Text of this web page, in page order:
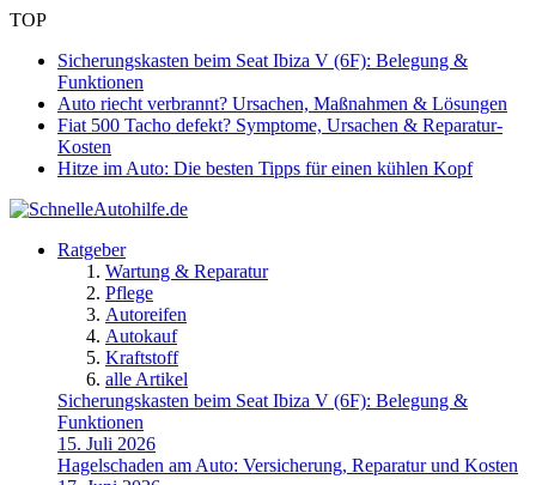
TOP
Sicherungskasten beim Seat Ibiza V (6F): Belegung &
Funktionen
Auto riecht verbrannt? Ursachen, Maßnahmen & Lösungen
Fiat 500 Tacho defekt? Symptome, Ursachen & Reparatur-
Kosten
Hitze im Auto: Die besten Tipps für einen kühlen Kopf
Ratgeber
Wartung & Reparatur
Pflege
Autoreifen
Autokauf
Kraftstoff
alle Artikel
Sicherungskasten beim Seat Ibiza V (6F): Belegung &
Funktionen
15. Juli 2026
Hagelschaden am Auto: Versicherung, Reparatur und Kosten